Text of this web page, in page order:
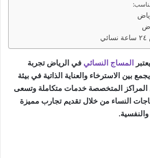
المساج النسائي في الرياض تجربة
بين الاسترخاء والعناية الذاتية في بيئة
المراكز المتخصصة خدمات متكاملة وتسعى
النساء من خلال تقديم تجارب مميزة